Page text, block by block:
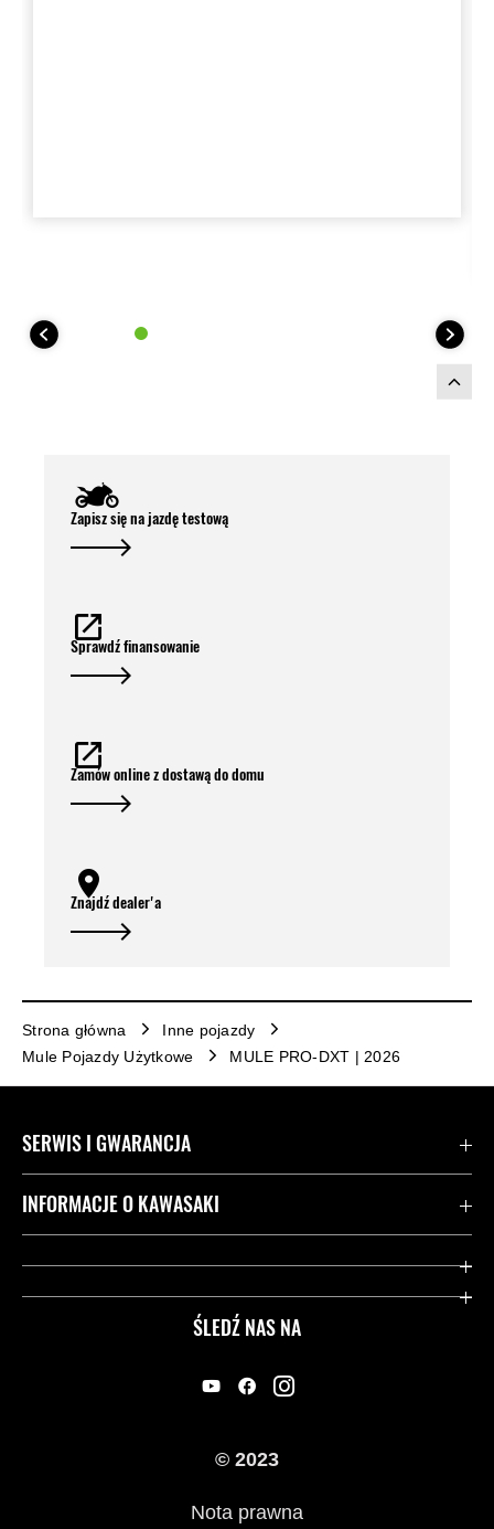
Zapisz się na jazdę testową
Sprawdź finansowanie
Zamów online z dostawą do domu
Znajdź dealer'a
Strona główna
Inne pojazdy
Mule Pojazdy Użytkowe
MULE PRO-DXT | 2026
ŚLEDŹ NAS NA
SERWIS I GWARANCJA
Kontakt
Przydatne strony
INFORMACJE O KAWASAKI
Dziedzictwo Kawasaki
© 2023
Nota prawna